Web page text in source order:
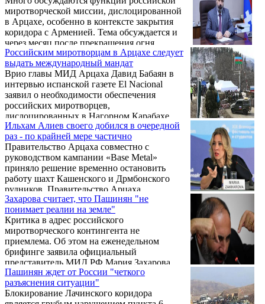
миротворческой миссии, дислоцированной
в Арцахе, особенно в контексте закрытия
коридора с Арменией. Тема обсуждается и
через месяц после прекращения огня,
ознаменовавшего собой окончание войны в
2020 году, и после перехода под контроль
Азербайджана сел Хин Тагер и Хцаберд
Гадрутского района, а также в марте-апреле
2022 года, когда азербайджанские войска,
нарушив условия трехсторонней
декларации, вторглись в село Парух и на
различные высоты Караглухского хребт ...
Российским миротворцам в Арцахе следует
выдать международный мандат
Врио главы МИД Арцаха Давид Бабаян в
интервью испанской газете El Nacional
заявил о необходимости обеспечения
российских миротворцев,
дислоцированных в Нагорном Карабахе,
международным мандатом.
Ильхам Алиев своего добился в очередной
раз - по крайней мере частично
Правительство Арцаха совместно с
руководством кампании «Base Metal»
приняло решение временно остановить
работу шахт Кашенского и Дрмбонского
рудников. Правительство Арцахa
обратилось в соответствующие структуры
ООН и других международных
профессиональных организаций с просьбой
организовать проведение на рудниках
международной экологической экспертизы
в короткие сроки. Цель - доказать, что при
разработке рудников все необходимые
экологические нормы соблюдаются.
Захарова считает, что Пашинян "не
понимает реалии на земле"
Критика в адрес российского
миротворческого контингента не
приемлема. Об этом на еженедельном
брифинге заявила официальный
представитель МИД РФ Мария Захарова,
комментируя вопрос о том, что РФ не в
состоянии принудить Азербайджан
исполнять свои обязательства от 9 ноября
Пашинян ждет от России "четкого
разъяснения ситуации"
Блокирование Лачинского коридора